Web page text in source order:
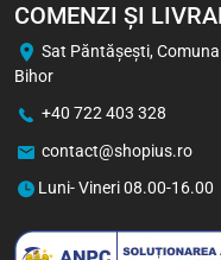
COMENZI ȘI
Sat Păntăşeşti,
Bihor
+40 722 403 328
contact@shopius.ro
Luni- Vineri 08.00-16.00